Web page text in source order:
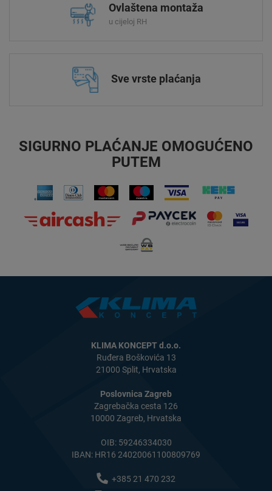
Ovlaštena montaža
u cijeloj RH
Sve vrste plaćanja
SIGURNO PLAĆANJE OMOGUĆENO
PUTEM
KLIMA KONCEPT d.o.o.
Ruđera Boškovića 13
21000 Split, Hrvatska
Poslovnica Zagreb
Zagrebačka cesta 126
10000 Zagreb, Hrvatska
OIB: 59246334030
IBAN: HR16 24020061100809769
+385 21 470 232